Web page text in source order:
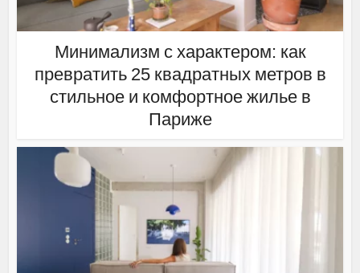
Минимализм с характером: как
превратить 25 квадратных метров в
стильное и комфортное жилье в
Париже